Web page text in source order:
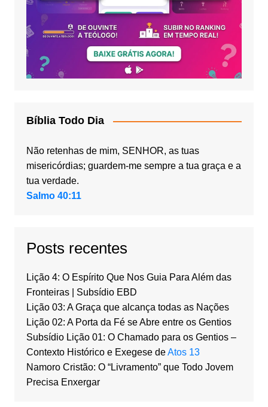
Bíblia Todo Dia
Não retenhas de mim, SENHOR, as tuas
misericórdias; guardem-me sempre a tua graça e a
tua verdade.
Salmo 40:11
Posts recentes
Lição 4: O Espírito Que Nos Guia Para Além das
Fronteiras | Subsídio EBD
Lição 03: A Graça que alcança todas as Nações
Lição 02: A Porta da Fé se Abre entre os Gentios
Subsídio Lição 01: O Chamado para os Gentios –
Contexto Histórico e Exegese deAtos 13
Namoro Cristão: O “Livramento” que Todo Jovem
Precisa Enxergar